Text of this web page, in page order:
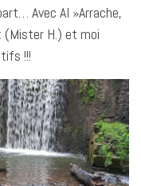
Avec Al »Arrache,
(Mister H.) et moi
!!!